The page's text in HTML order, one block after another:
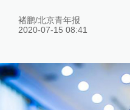
褚鹏/北京青年报
2020-07-15 08:41